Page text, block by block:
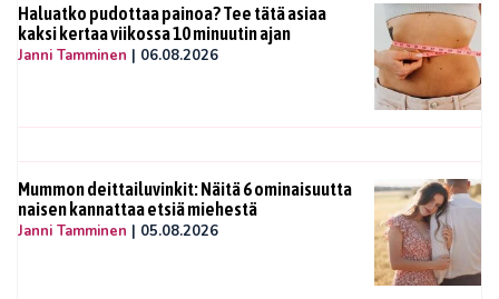
Haluatko pudottaa painoa? Tee tätä asiaa
kaksi kertaa viikossa 10 minuutin ajan
Janni Tamminen | 06.08.2026
Mummon deittailuvinkit: Näitä 6 ominaisuutta
naisen kannattaa etsiä miehestä
Janni Tamminen | 05.08.2026